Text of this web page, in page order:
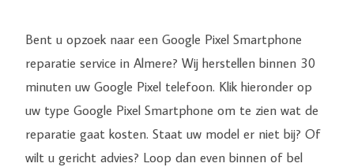
Bent u opzoek naar een Google Pixel Smartphone
reparatie service in Almere? Wij herstellen binnen 30
minuten uw Google Pixel telefoon. Klik hieronder op
uw type Google Pixel Smartphone om te zien wat de
reparatie gaat kosten. Staat uw model er niet bij? Of
wilt u gericht advies? Loop dan even binnen of bel